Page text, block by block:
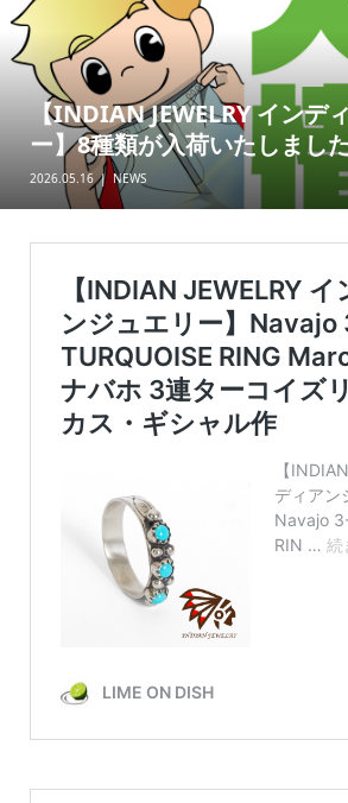
【INDIAN JEWELRY インデ
ー】8種類が入荷いたしまし
2026.05.16 NEWS